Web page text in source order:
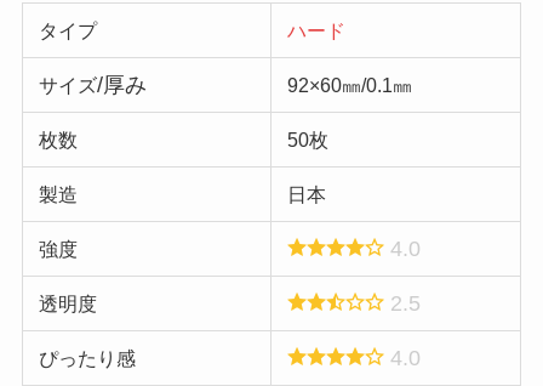
タイプ ハード
サイズ/厚み 92×60㎜/0.1㎜
枚数 50枚
製造 日本
強度 4.0
透明度 2.5
ぴったり感 4.0